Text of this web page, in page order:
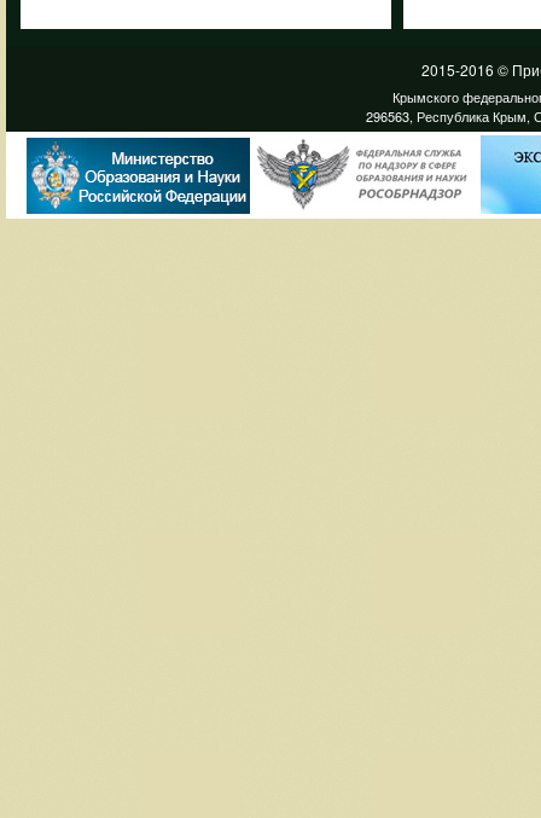
2015-2016 ©
Крымского
296563, Республика Крым,